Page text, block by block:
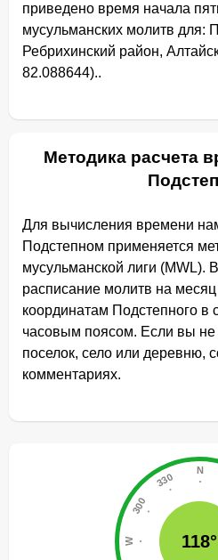
приведено время начала
мусульманских молитв для:
Ребрихинский район,
82.088644)..
Методика расчета
Для вычисления времени
Подстепном применяется
мусульманской лиги (MWL).
расписание молитв на месяц
координатам Подстепного в
часовым поясом. Если вы
поселок, село или деревню,
комментариях.
118°